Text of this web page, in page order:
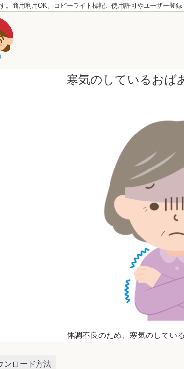
商用利用OK。コピーライト標記、使用許可やユーザー登録
寒気のしているおば
体調不良のため、寒気のしてい
ンロード方法